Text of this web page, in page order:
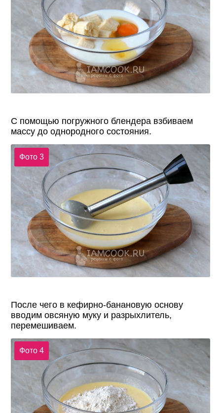
С помощью погружного блендера взбиваем
массу до однородного состояния.
Фото 3
После чего в кефирно-банановую основу
вводим овсяную муку и разрыхлитель,
перемешиваем.
Фото 4